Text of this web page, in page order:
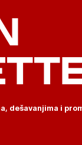
dešavanjima i